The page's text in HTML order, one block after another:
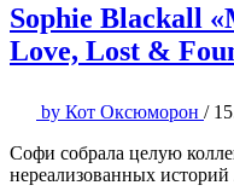
Sophie Blackall
Love, Lost &
by Кот Оксюморон /
Софи собрала целую
нереализованных